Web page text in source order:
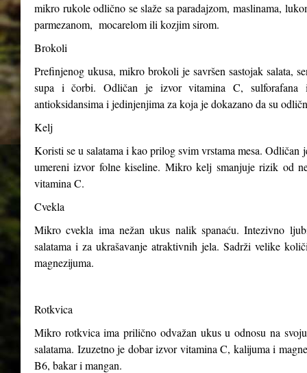
mikro rukole odlično se slaže sa paradajzom, maslinama,
parmezanom, mocarelom ili kozjim sirom.
Brokoli
Prefinjenog ukusa, mikro brokoli je savršen sastojak salata,
supa i čorbi. Odličan je izvor vitamina C,
antioksidansima i jedinjenjima za koja je dokazano da su
Kelj
Koristi se u salatama i kao prilog svim vrstama mesa.
umereni izvor folne kiseline. Mikro kelj smanjuje rizik od
vitamina C.
Cvekla
Mikro cvekla ima nežan ukus nalik spanaću. Intezivno
salatama i za ukrašavanje atraktivnih jela. Sadrži velike
magnezijuma.
Rotkvica
Mikro rotkvica ima prilično odvažan ukus u odnosu na
salatama. Izuzetno je dobar izvor vitamina C, kalijuma i
B6, bakar i mangan.